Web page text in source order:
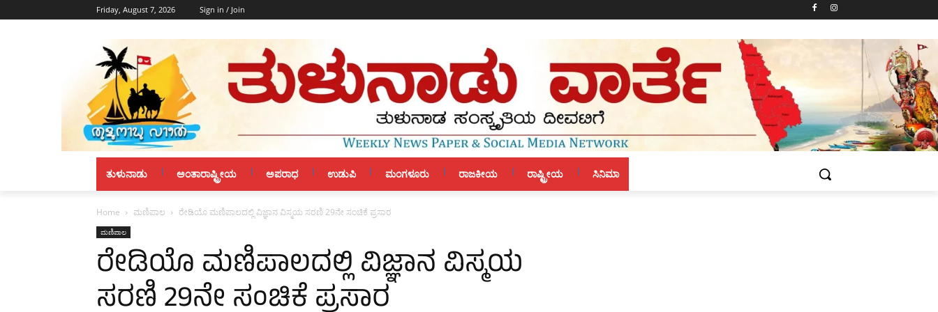
Friday, August 7, 2026 Sign in / Join
ತುಳುನಾಡು ಅಂತಾರಾಷ್ಟ್ರೀಯ ಅಪರಾಧ ಉಡುಪಿ ಮಂಗಳೂರು ರಾಜಕೀಯ ರಾಷ್ಟ್ರೀಯ ಸಿನಿಮಾ
Home ಮಣಿಪಾಲ ರೇಡಿಯೊ ಮಣಿಪಾಲದಲ್ಲಿ ವಿಜ್ಞಾನ ವಿಸ್ಮಯ ಸರಣಿ 29ನೇ ಸಂಚಿಕೆ ಪ್ರಸಾರ
ಮಣಿಪಾಲ
ರೇಡಿಯೊ ಮಣಿಪಾಲದಲ್ಲಿ ವಿಜ್ಞಾನ ವಿಸ್ಮಯ
ಸರಣಿ 29ನೇ ಸಂಚಿಕೆ ಪ್ರಸಾರ